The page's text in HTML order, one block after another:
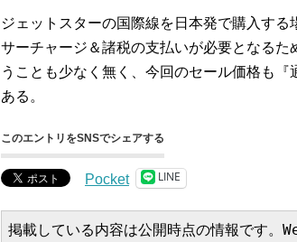
ジェットスターの国際線を日本発で購入する
サーチャージ＆諸税の支払いが必要となる
うことも少なく無く、今回のセール価格も
ある。
このエントリをSNSでシェアする
Pocket LINE
掲載している内容は公開時点の情報です。